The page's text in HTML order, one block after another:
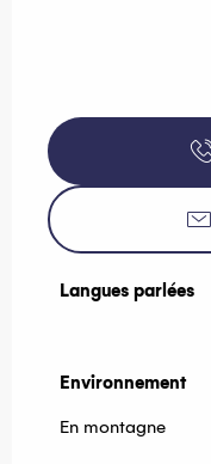
Langues parlées
Langues parlées
Environnement
Environnement
En montagne